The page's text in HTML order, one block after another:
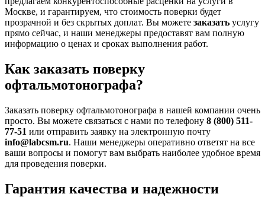
Москве, и гарантируем, что стоимость поверки будет
прозрачной и без скрытых доплат. Вы можете заказать услугу
прямо сейчас, и наши менеджеры предоставят вам полную
информацию о ценах и сроках выполнения работ.
Как заказать поверку
офтальмотонографа?
Заказать поверку офтальмотонографа в нашей компании очень
просто. Вы можете связаться с нами по телефону 8 (800) 511-
77-51 или отправить заявку на электронную почту
info@labcsm.ru. Наши менеджеры оперативно ответят на все
ваши вопросы и помогут вам выбрать наиболее удобное время
для проведения поверки.
Гарантия качества и надежности